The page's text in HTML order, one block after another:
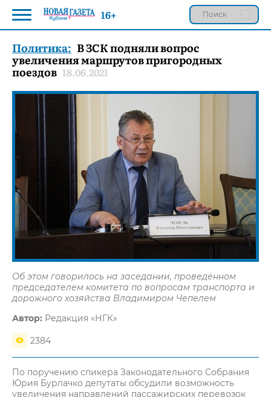
Политика: В ЗСК подняли вопрос
увеличения маршрутов пригородных
поездов 18.06.2021
Об этом говорилось на заседании, проведённом
председателем комитета по вопросам транспорта и
дорожного хозяйства Владимиром Чепелем
Автор: Редакция «НГК»
2384
По поручению спикера Законодательного Собрания
Юрия Бурлачко депутаты обсудили возможность
увеличения направлений пассажирских перевозок
16+